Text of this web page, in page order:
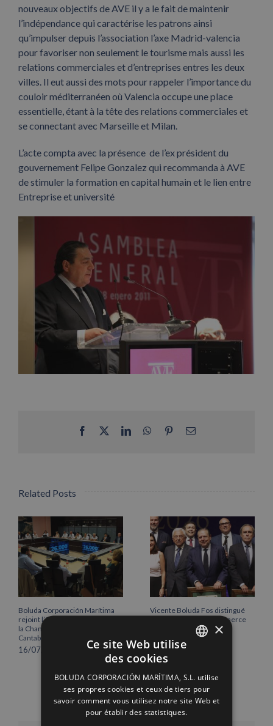
nouveaux objectifs de AVE il y a le fait de maintenir
l’indépendance qui caractérise les patrons ainsi
qu’impulser depuis l’association l’axe Madrid-valencia
pour favoriser non seulement le tourisme mais aussi les
relations commerciales et d’entreprises entres les deux
villes. Il eut aussi des mots pour rappeler l’importance du
couloir méditerranéen où Valencia occupe une place
essentielle, étant à la tête des relations commerciales et
se connectant avec Marseille et Milan.
L’acte compta avec la présence de l’ex président du
gouvernement Felipe Gonzalez qui recommanda à AVE
de stimuler la formation en capital humain et le lien entre
Entreprise et université
Facebook LinkedInWhatsApp
PinterestEmail
Related Posts
Boluda Corporación Marítima
rejoint l’Assemblée plénière de
la Chambre de commerce de
Cantabrie
16/07/2026
Vicente Boluda Fos distingué
par la Chambre de commerce
12/06/2026
ENGLISH
FRENCH
×
Ce site Web utilise
des cookies
BOLUDA CORPORACIÓN MARÍTIMA, S.L. utilise
ses propres cookies et ceux de tiers pour
savoir comment vous utilisez notre site Web et
pour établir des statistiques.